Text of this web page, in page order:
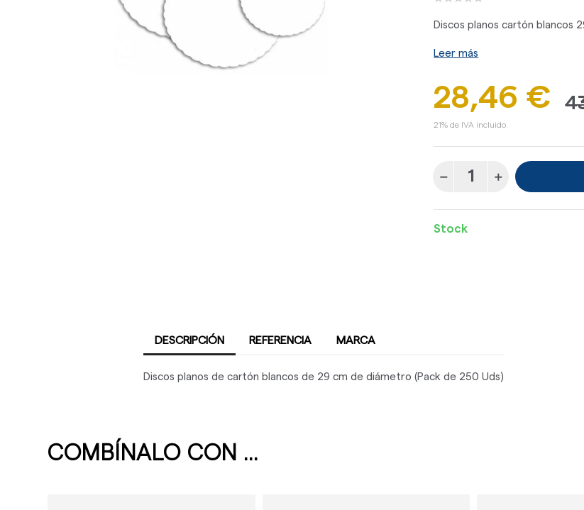
Discos planos cartón blancos
Leer más
28,46 €
21% de IVA incluido.
Stock
DESCRIPCIÓN REFERENCIA MARCA
Discos planos de cartón blancos de 29 cm de diámetro (Pack de 250 Uds)
COMBÍNALO CON ...